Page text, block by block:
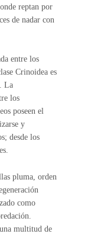
reptan por
de nadar con
entre los
Crinoidea es
La
los
poseen el
y
desde los
pluma, orden
como
multitud de